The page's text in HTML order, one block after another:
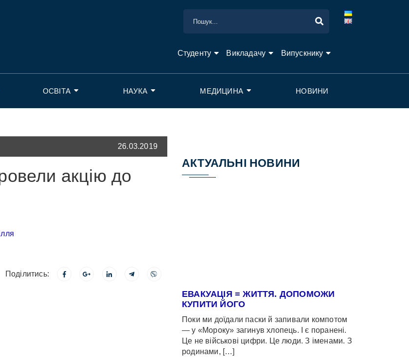
Студенту Викладачу Випускнику
ОСВІТА НАУКА МЕДИЦИНА НОВИНИ
26.03.2019
акцію до
Поділитись:
АКТУАЛЬНІ НОВИНИ
ЕВАКУАЦІЯ = ЖИТТЯ. ДОПОМОЖИ
КУПИТИ ЙОГО
Поки ми доїдали паски й запивали компотом
— у «Мороку» загинув хлопець. І є поранені.
Це не військові цифри. Це люди. З іменами. З
родинами, […]